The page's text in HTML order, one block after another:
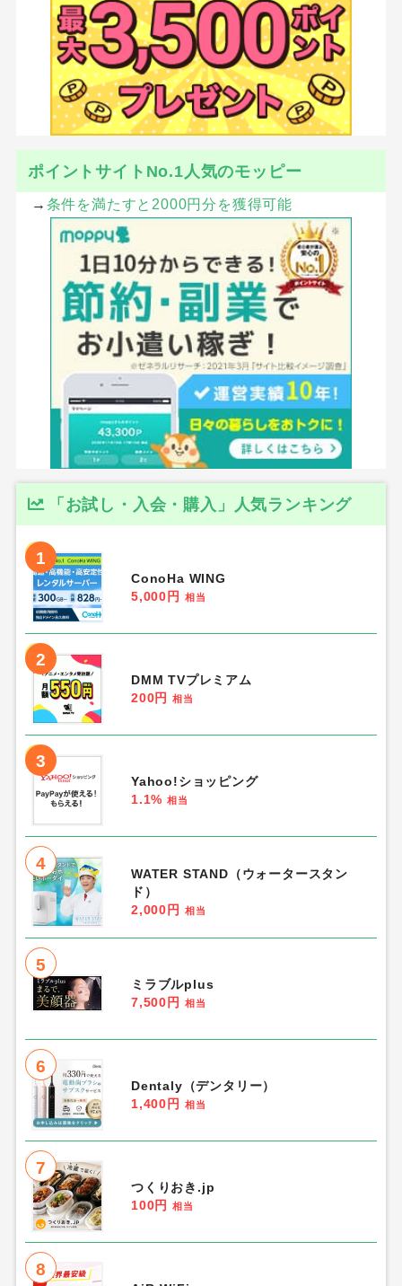
ポイントサイトNo.1人気のモッピー
→ 条件を満たすと2000円分を獲得可能
「お試し・入会・購入」人気ランキング
1
ConoHa WING
5,000円
相当
2
DMM TVプレミアム
200円
相当
3
Yahoo!ショッピング
1.1% 相当
4
WATER STAND（ウォータースタン
ド）
2,000円
相当
5
ミラブルplus
7,500円
相当
6
Dentaly（デンタリー）
1,400円
相当
7
つくりおき.jp
100円
相当
8